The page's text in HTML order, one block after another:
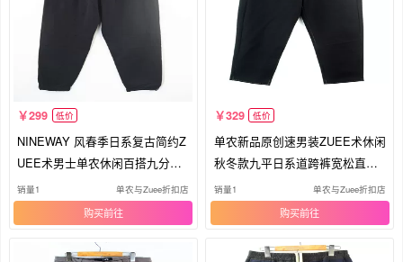
299 低价
NINEWAY 风春季日系复古简约Z
UEE术男士单农休闲百搭九分束
脚跨裤
销量1 单农与Zuee折扣店
购买
329 低价
单农新品原创速男装ZUEE术休闲
秋冬款九平日系道跨裤宽松直筒
裤潮
销量1 单农与Zuee折扣店
购买